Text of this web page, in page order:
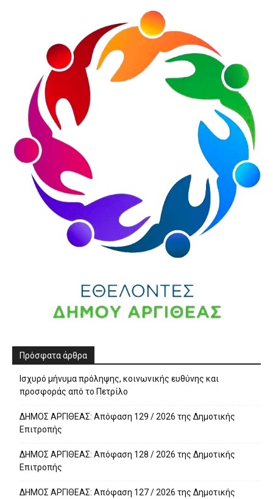
Πρόσφατα άρθρα
Ισχυρό μήνυμα πρόληψης, κοινωνικής ευθύνης και
προσφοράς από το Πετρίλο
ΔΗΜΟΣ ΑΡΓΙΘΕΑΣ: Απόφαση 129 / 2026 της Δημοτικής
Επιτροπής
ΔΗΜΟΣ ΑΡΓΙΘΕΑΣ: Απόφαση 128 / 2026 της Δημοτικής
Επιτροπής
ΔΗΜΟΣ ΑΡΓΙΘΕΑΣ: Απόφαση 127 / 2026 της Δημοτικής